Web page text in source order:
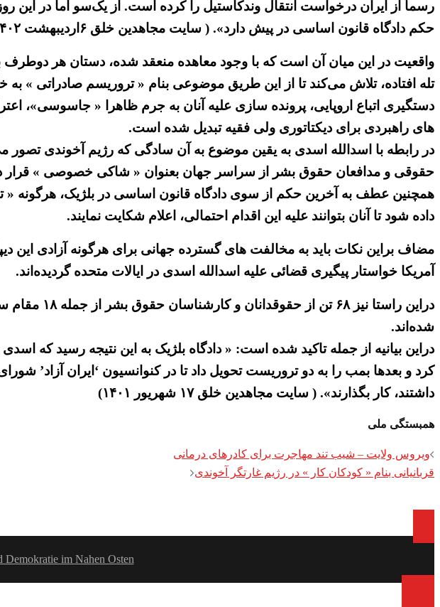
رسماً از ایران درخواست انتقال وندکاستیل را کرده است. از یک‌سو اما در این
حکم دادگاه قانون اساسی در پیش دارد». ( سایت مجاهدین خلق ۶اردیبهشت ۱۴۰۲)
واقعیت در این میان آن است که با وجود معاهده منعقد شده، دستان هر
تله افتاده، تلاش می‌کند تا از این طریق موضوعی بنام « تروریسم صادراتی » به
دستگیری اتباع اروپایی، پرونده سازی علیه آنان به جرم ظاهرا « جاسوسی»،
های راهبردی برای دیکتاتوری ولی فقیه تبدیل شده است.
در رابطه با اسدالله اسدی به یقین موضوع به آن سادگی که رژیم آخوندی
حقوقی و مدافعان حقوق بشر از سراسر جهان بعنوان « شاکی خصوصی » قرار
همچنین عطف به آخرین حکم از سوی دادگاه قانون اساسی در بلژیک، هرگونه «
داده شود تا آنان بتوانند علیه این اقدام احتمالی، اعلام شکایت نمایند.
مضاف براین نکات باید به مخالفت های گسترده جهانی برای هرگونه آزادی این
آمریکا خواستار پیگیری قضائی علیه اسدالله اسدی در ایالات متحده گردیده‌اند.
دراین
شده‌اند.
دراین بیانیه از جمله تاکید شده است: « دادگاه بلژیک به این نتیجه رسید که
کرد و بعدها بمب را به دو تروریست تحویل داد تا در کنوانسیون ‘ایران
داشتند، کار بگذارند». ( سایت مجاهدین خلق ۱۷ شهریور ۱۴۰۱)
همبستگی ملی
Post
ویروس ولایت – شیب تند مهاجرت برای کادرهای درمانی
قربانیانی بنام « کودکان کار » در رژیم غارتگر آخوندی
im Nahen Osten